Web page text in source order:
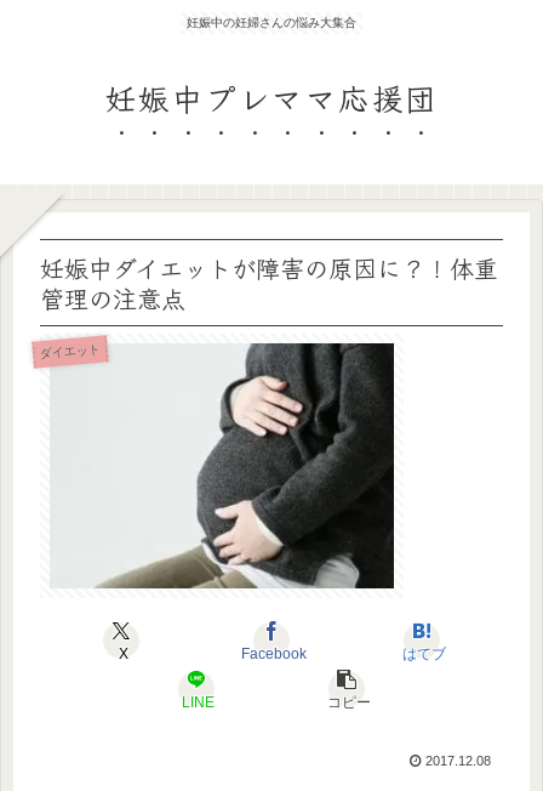
妊娠中の妊婦さんの悩み大集合
妊娠中プレママ応援団
妊娠中ダイエットが障害の原因に？！体重
管理の注意点
ダイエット
X Facebook はてブ
LINE コピー
2017.12.08